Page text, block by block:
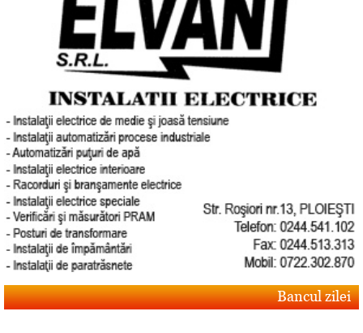
Bancul zilei